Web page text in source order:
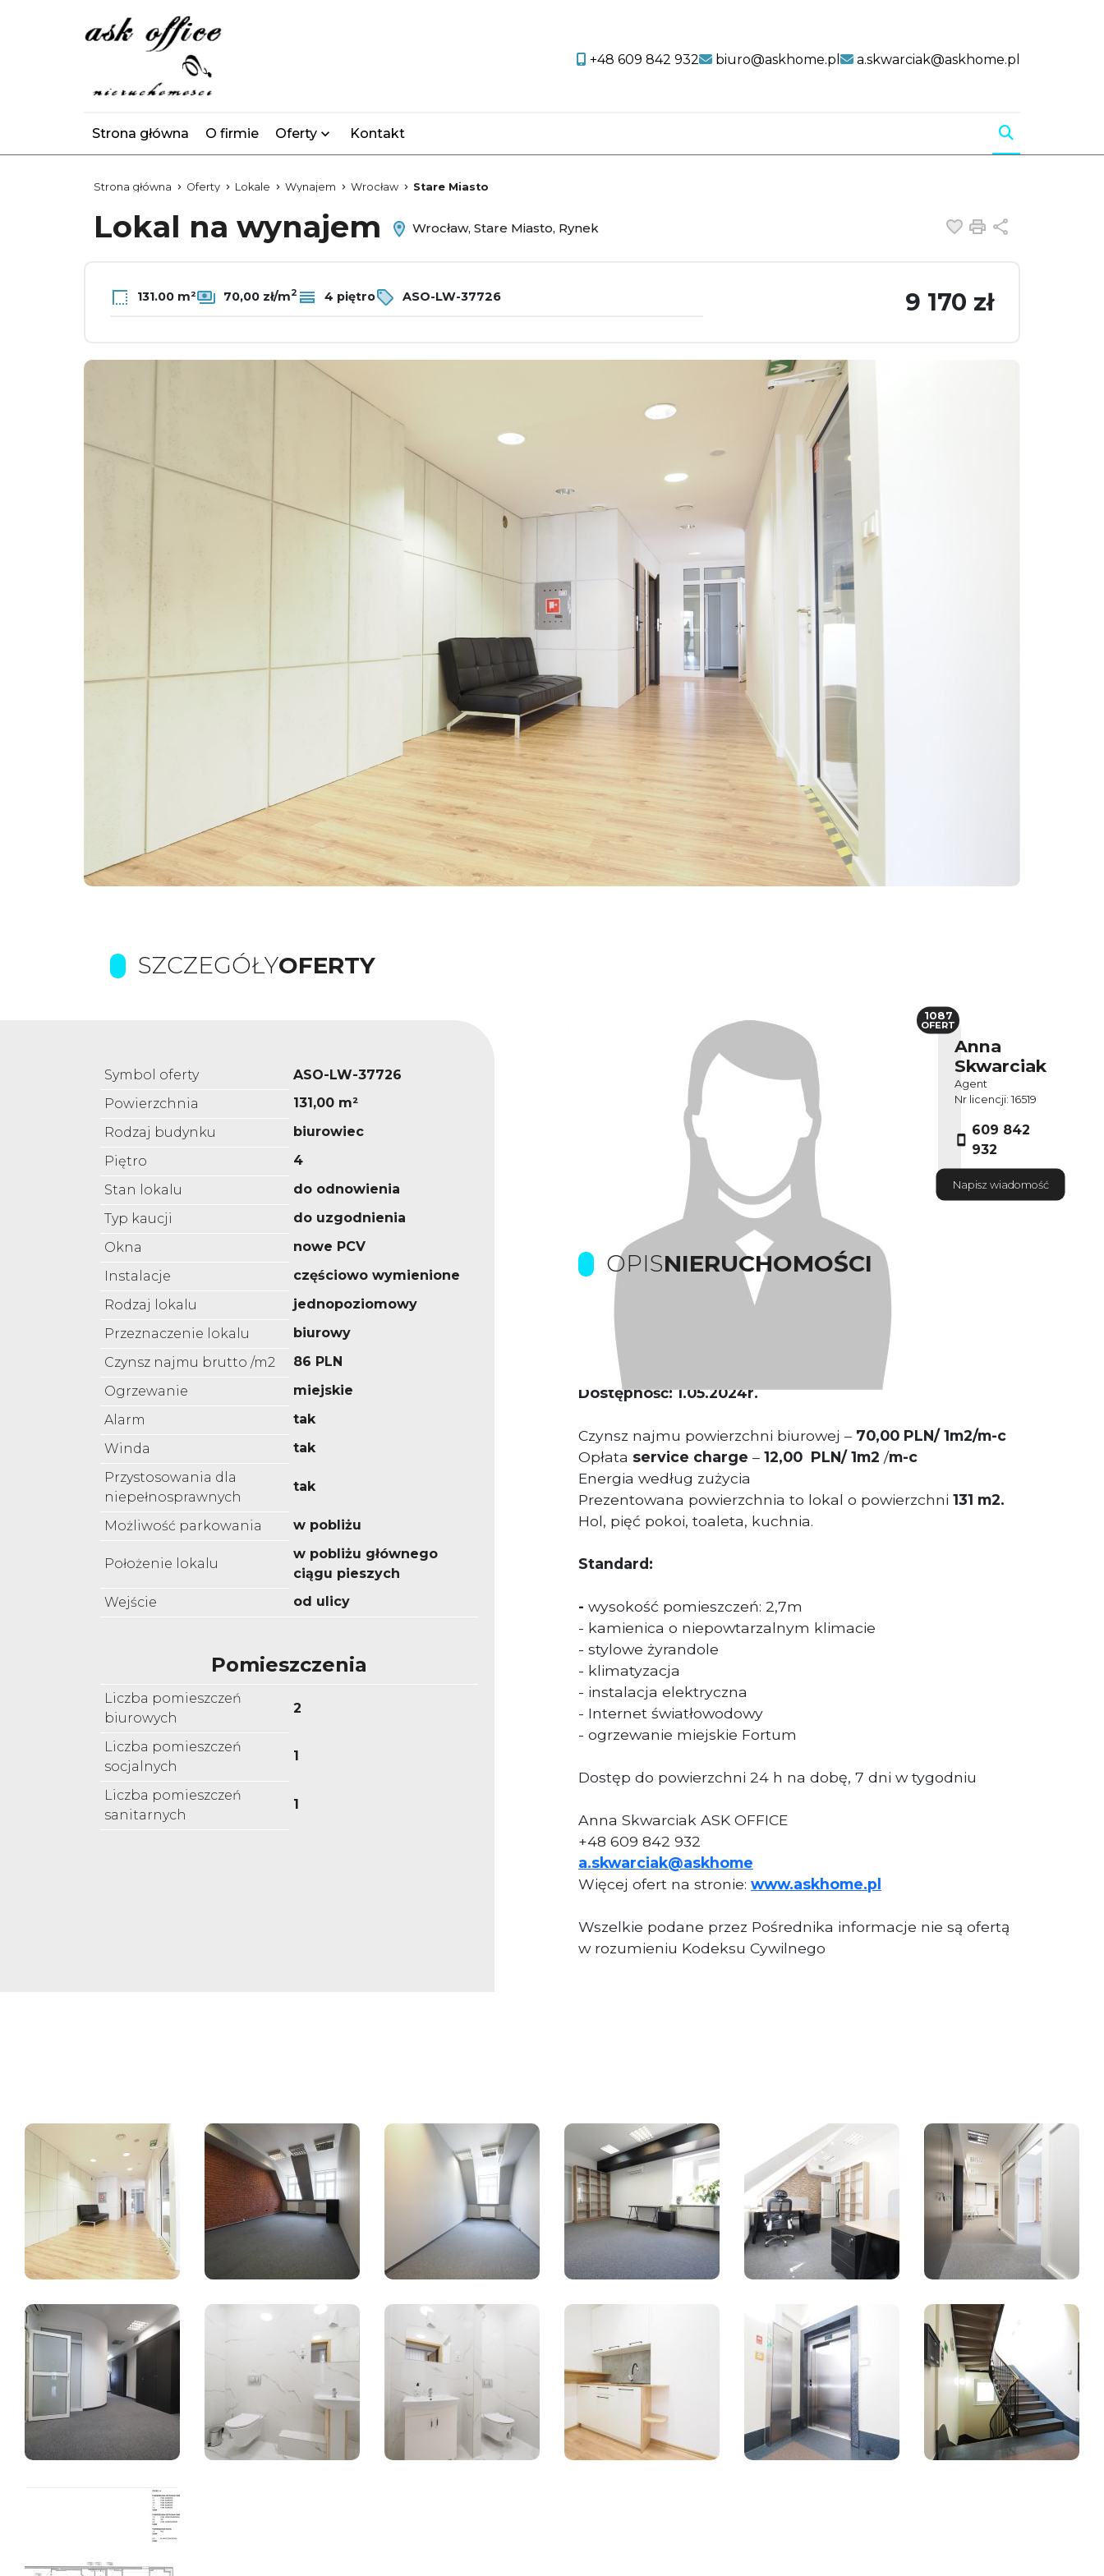
+48 609 842 932 biuro@askhome.pl a.skwarciak@askhome.pl
Strona główna O firmie Oferty Kontakt
Strona główna Oferty Lokale Wynajem Wrocław Stare Miasto
Lokal na wynajem Wrocław, Stare Miasto, Rynek Dodaj do
Drukuj
131.00 m² 70,00 zł/m2 4 piętro ASO-LW-37726 9 170 zł
SZCZEGÓŁYOFERTY
Symbol oferty
ASO-LW-37726
Powierzchnia
131,00 m²
Rodzaj budynku
biurowiec
Piętro
4
Stan lokalu
do odnowienia
Typ kaucji
do uzgodnienia
Okna
nowe PCV
Instalacje
częściowo wymienione
Rodzaj lokalu
jednopoziomowy
Przeznaczenie lokalu
biurowy
Czynsz najmu brutto /m2
86 PLN
Ogrzewanie
miejskie
Alarm
tak
Winda
tak
Przystosowania dla
niepełnosprawnych
tak
Możliwość parkowania w pobliżu
Położenie lokalu
w pobliżu głównego
ciągu pieszych
Wejście
od ulicy
Pomieszczenia
Liczba pomieszczeń
biurowych
2
Liczba pomieszczeń
socjalnych
1
Liczba pomieszczeń
sanitarnych
1
Anna
Skwarciak
Agent
Nr licencji: 16519
609 842
932
Napisz wiadomość
1087
OFERT
OPISNIERUCHOMOŚCI
Kamienica biurowa
Proponowana powierzchnia
Współczynnik części wspólnych -
Dostępność: 1.05.2024r.
Czynsz najmu powierzchni biurowej – 70,00 PLN/ 1m2/m-c
Opłata service charge – 12,00 PLN/ 1m2 /m-c
Energia według zużycia
Prezentowana powierzchnia to lokal o powierzchni 131 m2.
Hol, pięć pokoi, toaleta, kuchnia.
Standard:
- wysokość pomieszczeń: 2,7m
- kamienica o niepowtarzalnym klimacie
- stylowe żyrandole
- klimatyzacja
- instalacja elektryczna
- Internet światłowodowy
- ogrzewanie miejskie Fortum
Dostęp do powierzchni 24 h na dobę, 7 dni w tygodniu
Anna Skwarciak ASK OFFICE
+48 609 842 932
a.skwarciak@askhome
Więcej ofert na stronie: www.askhome.pl
Wszelkie podane przez Pośrednika informacje nie są ofertą
w rozumieniu Kodeksu Cywilnego